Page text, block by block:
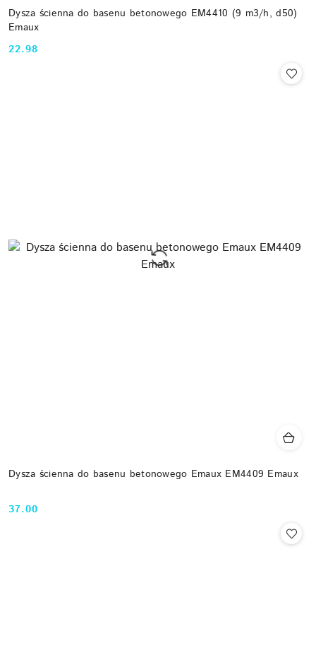
Dysza ścienna do basenu betonowego EM4410 (9 m3/h, d50)
Emaux
Cena:
22.98
Dysza ścienna do basenu betonowego Emaux EM4409 Emaux
Cena:
37.00